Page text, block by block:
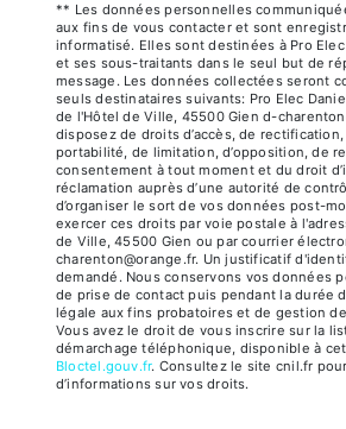
** Les données personnelles
aux fins de vous contacter et sont
informatisé. Elles sont destinées à Pro
et ses sous-traitants dans le seul but de
message. Les données collectées seront
seuls destinataires suivants: Pro Elec
de l'Hôtel de Ville, 45500 Gien d-
disposez de droits d’accès, de rectification,
portabilité, de limitation, d’opposition, de
consentement à tout moment et du droit
réclamation auprès d’une autorité de
d’organiser le sort de vos données post-
exercer ces droits par voie postale à
de Ville, 45500 Gien ou par courrier
charenton@orange.fr. Un justificatif
demandé. Nous conservons vos données
de prise de contact puis pendant la durée
légale aux fins probatoires et de gestion
Vous avez le droit de vous inscrire sur la
démarchage téléphonique, disponible à
Bloctel.gouv.fr. Consultez le site cnil.fr
d’informations sur vos droits.